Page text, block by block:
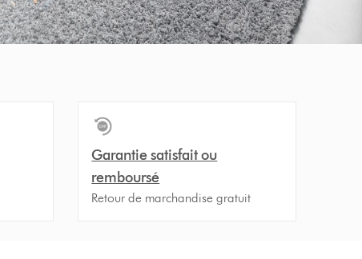
Garantie satisfait ou
remboursé
Retour de marchandise gratuit